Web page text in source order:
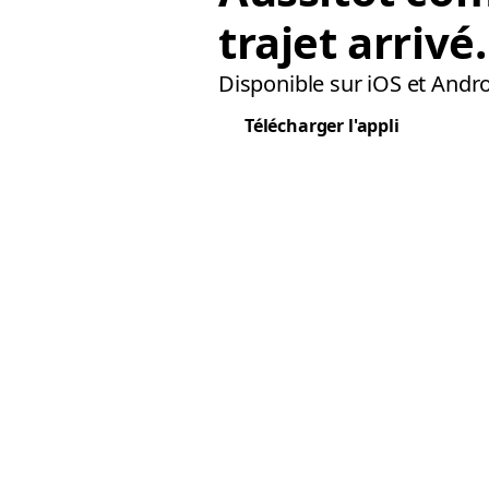
trajet arrivé.
Disponible sur iOS et
Télécharger l'appli